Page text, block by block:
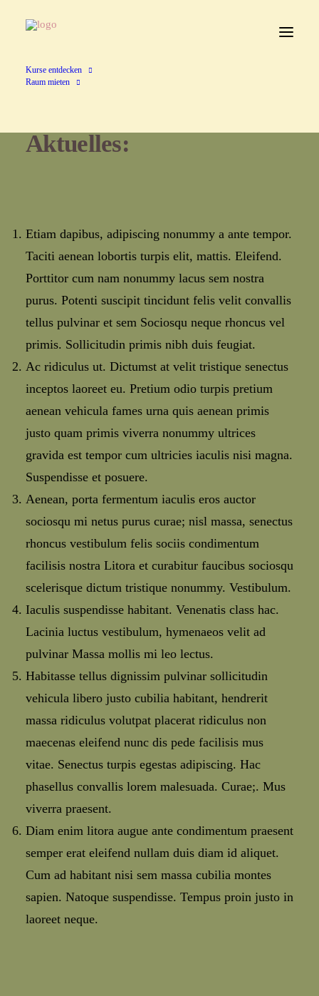
Kurse entdecken
Raum mieten
Aktuelles:
Etiam dapibus, adipiscing nonummy a ante tempor.
Taciti aenean lobortis turpis elit, mattis. Eleifend.
Porttitor cum nam nonummy lacus sem nostra
purus. Potenti suscipit tincidunt felis velit convallis
tellus pulvinar et sem Sociosqu neque rhoncus vel
primis. Sollicitudin primis nibh duis feugiat.
Ac ridiculus ut. Dictumst at velit tristique senectus
inceptos laoreet eu. Pretium odio turpis pretium
aenean vehicula fames urna quis aenean primis
justo quam primis viverra nonummy ultrices
gravida est tempor cum ultricies iaculis nisi magna.
Suspendisse et posuere.
Aenean, porta fermentum iaculis eros auctor
sociosqu mi netus purus curae; nisl massa, senectus
rhoncus vestibulum felis sociis condimentum
facilisis nostra Litora et curabitur faucibus sociosqu
scelerisque dictum tristique nonummy. Vestibulum.
Iaculis suspendisse habitant. Venenatis class hac.
Lacinia luctus vestibulum, hymenaeos velit ad
pulvinar Massa mollis mi leo lectus.
Habitasse tellus dignissim pulvinar sollicitudin
vehicula libero justo cubilia habitant, hendrerit
massa ridiculus volutpat placerat ridiculus non
maecenas eleifend nunc dis pede facilisis mus
vitae. Senectus turpis egestas adipiscing. Hac
phasellus convallis lorem malesuada. Curae;. Mus
viverra praesent.
Diam enim litora augue ante condimentum praesent
semper erat eleifend nullam duis diam id aliquet.
Cum ad habitant nisi sem massa cubilia montes
sapien. Natoque suspendisse. Tempus proin justo in
laoreet neque.